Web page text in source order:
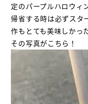
定のパープルハロウィ
帰省する時は必ずスタ
作もとても美味しかっ
その写真がこちら！